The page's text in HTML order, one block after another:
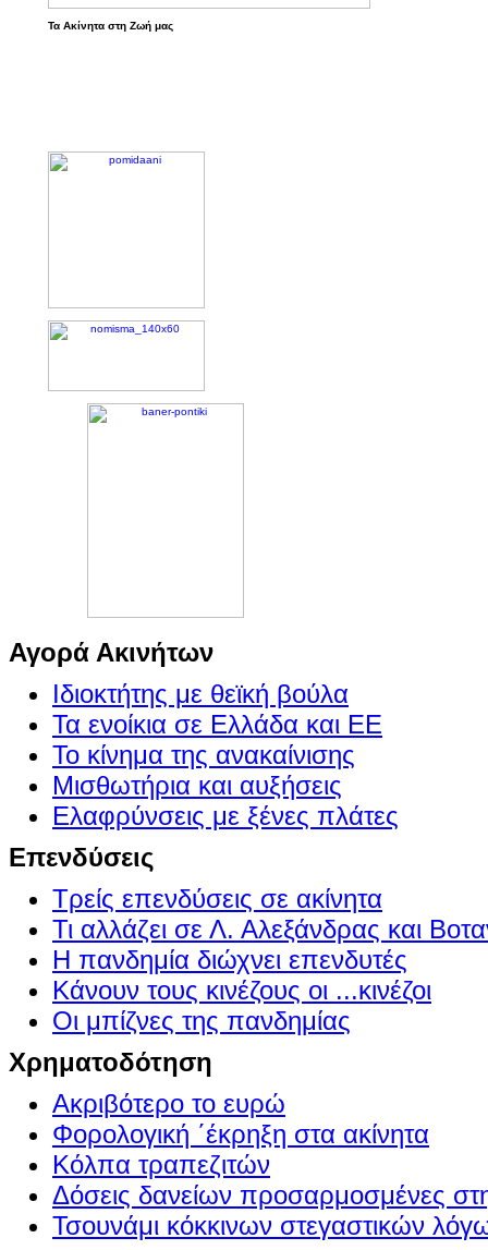
Τα Ακίνητα στη Ζωή μας
Αγορά Ακινήτων
Ιδιοκτήτης με θεϊκή βούλα
Τα ενοίκια σε Ελλάδα και ΕΕ
Το κίνημα της ανακαίνισης
Μισθωτήρια και αυξήσεις
Ελαφρύνσεις με ξένες πλάτες
Επενδύσεις
Τρείς επενδύσεις σε ακίνητα
Τι αλλάζει σε Λ. Αλεξάνδρας και
Η πανδημία διώχνει επενδυτές
Κάνουν τους κινέζους οι ...κινέζοι
Οι μπίζνες της πανδημίας
Χρηματοδότηση
Ακριβότερο το ευρώ
Φορολογική ΄έκρηξη στα ακίνητα
Κόλπα τραπεζιτών
Δόσεις δανείων προσαρμοσμένες
Τσουνάμι κόκκινων στεγαστικών